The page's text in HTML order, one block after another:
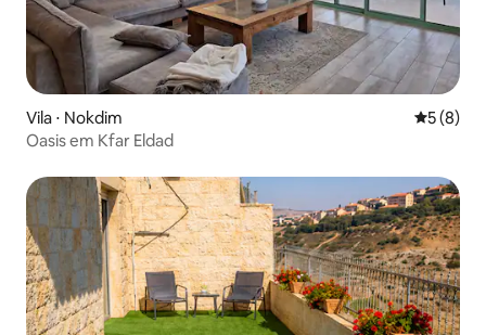
Vila ⋅ Nokdim 5 de
5 (8)
Oasis em Kfar Eldad